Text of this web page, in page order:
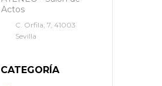
Actos
C. Orfila, 7, 41003
Sevilla
CATEGORÍA